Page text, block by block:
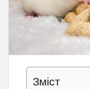
Зміст